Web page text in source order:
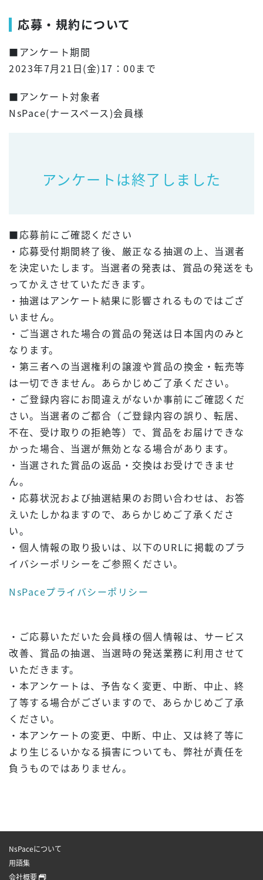
応募・規約について
■アンケート期間
2023年7月21日(金)17：00まで
■アンケート対象者
NsPace(ナースペース)会員様
アンケートは終了しました
■応募前にご確認ください
・応募受付期間終了後、厳正なる抽選の上、当選者
を決定いたします。当選者の発表は、賞品の発送をも
ってかえさせていただきます。
・抽選はアンケート結果に影響されるものではござ
いません。
・ご当選された場合の賞品の発送は日本国内のみと
なります。
・第三者への当選権利の譲渡や賞品の換金・転売等
は一切できません。あらかじめご了承ください。
・ご登録内容にお間違えがないか事前にご確認くだ
さい。当選者のご都合（ご登録内容の誤り、転居、
不在、受け取りの拒絶等）で、賞品をお届けできな
かった場合、当選が無効となる場合があります。
・当選された賞品の返品・交換はお受けできませ
ん。
・応募状況および抽選結果のお問い合わせは、お答
えいたしかねますので、あらかじめご了承くださ
い。
・個人情報の取り扱いは、以下のURLに掲載のプラ
イバシーポリシーをご参照ください。
NsPaceプライバシーポリシー
・ご応募いただいた会員様の個人情報は、サービス
改善、賞品の抽選、当選時の発送業務に利用させて
いただきます。
・本アンケートは、予告なく変更、中断、中止、終
了等する場合がございますので、あらかじめご了承
ください。
・本アンケートの変更、中断、中止、又は終了等に
より生じるいかなる損害についても、弊社が責任を
負うものではありません。
NsPaceについて
用語集
会社概要